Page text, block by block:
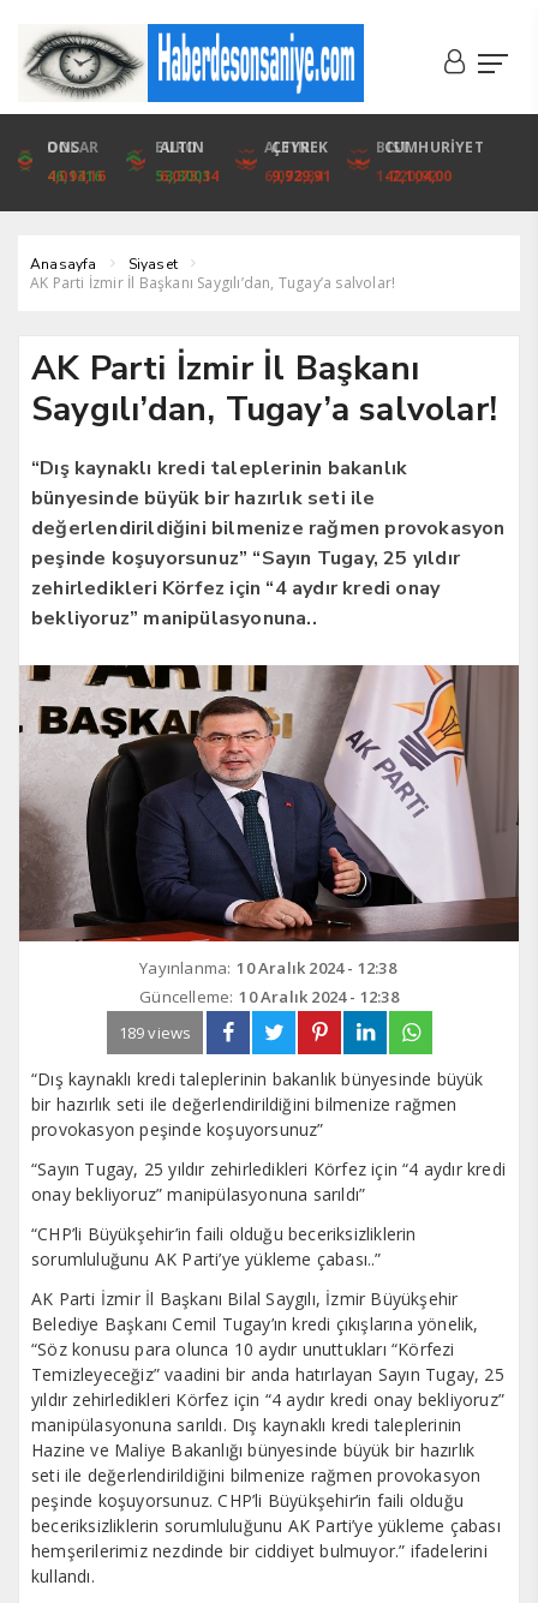
DOLAR
46,1316
EURO
53,3001
ALTIN
6,073,34
BIST
1.720,92
ONS
4,094,16
ALTIN
6,073,34
ÇEYREK
9,929,91
CUMHURİYET
42,104,00
Anasayfa Siyaset
AK Parti İzmir İl Başkanı Saygılı’dan, Tugay’a salvolar!
AK Parti İzmir İl Başkanı
Saygılı’dan, Tugay’a salvolar!
“Dış kaynaklı kredi taleplerinin bakanlık
bünyesinde büyük bir hazırlık seti ile
değerlendirildiğini bilmenize rağmen provokasyon
peşinde koşuyorsunuz” “Sayın Tugay, 25 yıldır
zehirledikleri Körfez için “4 aydır kredi onay
bekliyoruz” manipülasyonuna..
Yayınlanma: 10 Aralık 2024 - 12:38
Güncelleme: 10 Aralık 2024 - 12:38
189 views
“Dış kaynaklı kredi taleplerinin bakanlık bünyesinde büyük
bir hazırlık seti ile değerlendirildiğini bilmenize rağmen
provokasyon peşinde koşuyorsunuz”
“Sayın Tugay, 25 yıldır zehirledikleri Körfez için “4 aydır kredi
onay bekliyoruz” manipülasyonuna sarıldı”
“CHP’li Büyükşehir’in faili olduğu beceriksizliklerin
sorumluluğunu AK Parti’ye yükleme çabası..”
AK Parti İzmir İl Başkanı Bilal Saygılı, İzmir Büyükşehir
Belediye Başkanı Cemil Tugay’ın kredi çıkışlarına yönelik,
“Söz konusu para olunca 10 aydır unuttukları “Körfezi
Temizleyeceğiz” vaadini bir anda hatırlayan Sayın Tugay, 25
yıldır zehirledikleri Körfez için “4 aydır kredi onay bekliyoruz”
manipülasyonuna sarıldı. Dış kaynaklı kredi taleplerinin
Hazine ve Maliye Bakanlığı bünyesinde büyük bir hazırlık
seti ile değerlendirildiğini bilmenize rağmen provokasyon
peşinde koşuyorsunuz. CHP’li Büyükşehir’in faili olduğu
beceriksizliklerin sorumluluğunu AK Parti’ye yükleme çabası
hemşerilerimiz nezdinde bir ciddiyet bulmuyor.” ifadelerini
kullandı.